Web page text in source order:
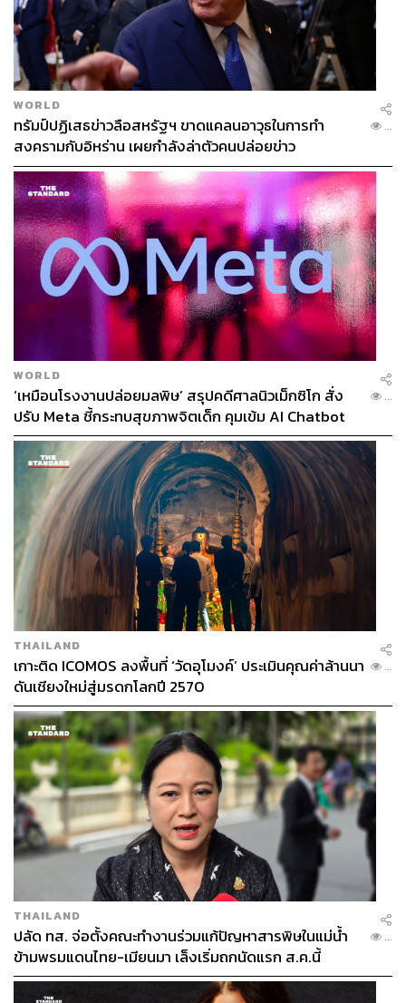
WORLD
ทรัมป์ปฏิเสธข่าวลือสหรัฐฯ ขาดแคลนอาวุธในการทำ
สงครามกับอิหร่าน เผยกำลังล่าตัวคนปล่อยข่าว
...
WORLD
‘เหมือนโรงงานปล่อยมลพิษ’ สรุปคดีศาลนิวเม็กซิโก สั่ง
ปรับ Meta ชี้กระทบสุขภาพจิตเด็ก คุมเข้ม AI Chatbot
...
THAILAND
เกาะติด ICOMOS ลงพื้นที่ ‘วัดอุโมงค์’ ประเมินคุณค่าล้านนา
ดันเชียงใหม่สู่มรดกโลกปี 2570
...
THAILAND
ปลัด ทส. จ่อตั้งคณะทำงานร่วมแก้ปัญหาสารพิษในแม่น้ำ
ข้ามพรมแดนไทย-เมียนมา เล็งเริ่มถกนัดแรก ส.ค.นี้
...